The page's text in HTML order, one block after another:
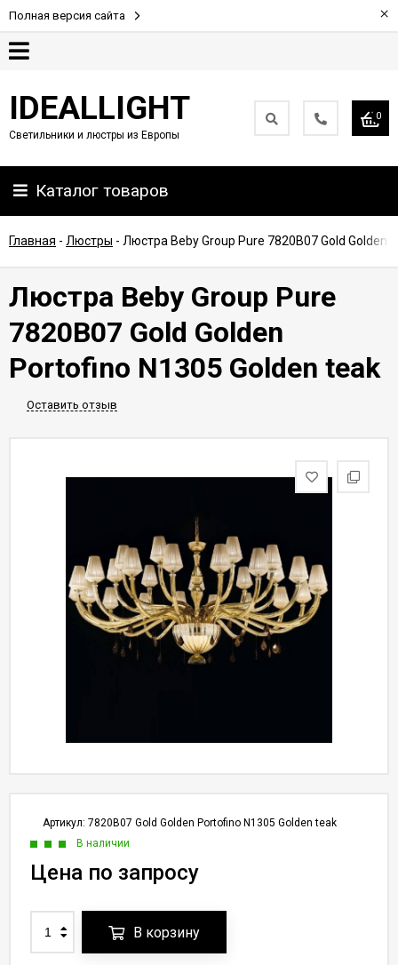
Полная версия сайта ×
Партнерам
Доставка
IDEALLIGHT
Светильники и люстры из Европы
0
Каталог товаров
Главная - Люстры - Люстра Beby Group Pure 7820B07 Gold Golden
Люстра Beby Group Pure
7820B07 Gold Golden
Portofino N1305 Golden teak
Оставить отзыв
Артикул: 7820B07 Gold Golden Portofino N1305 Golden teak
В наличии
Цена по запросу
В корзину